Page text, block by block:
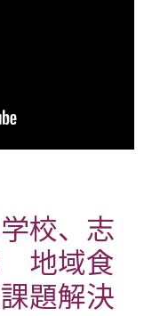
校、志
地域食
題解決